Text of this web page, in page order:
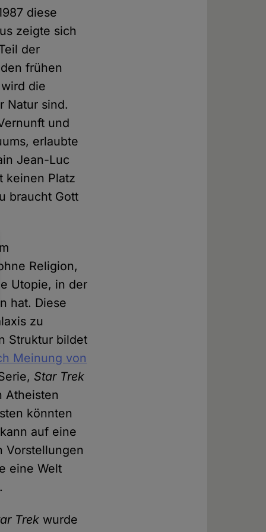
diese
zeigte sich
der
frühen
die
Natur sind.
und
erlaubte
Jean-Luc
keinen Platz
braucht Gott
Religion,
Utopie, in der
hat. Diese
zu
Struktur bildet
Meinung von
Star Trek
Atheisten
könnten
kann auf eine
Vorstellungen
eine Welt
Trek wurde